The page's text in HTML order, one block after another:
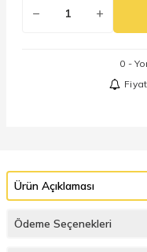
0 -
Ürün Açıklaması
Ödeme Seçenekleri